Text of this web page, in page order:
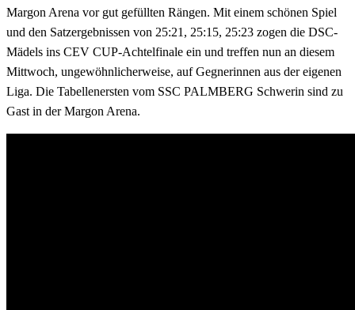
Margon Arena vor gut gefüllten Rängen. Mit einem schönen Spiel
und den Satzergebnissen von 25:21, 25:15, 25:23 zogen die DSC-
Mädels ins CEV CUP-Achtelfinale ein und treffen nun an diesem
Mittwoch, ungewöhnlicherweise, auf Gegnerinnen aus der eigenen
Liga. Die Tabellenersten vom SSC PALMBERG Schwerin sind zu
Gast in der Margon Arena.